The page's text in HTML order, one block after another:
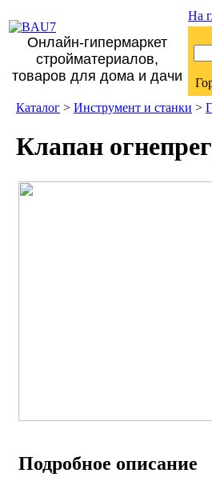
Онлайн-гипермаркет
стройматериалов,
товаров для дома и дачи
На
Каталог > Инструмент и станки >
Клапан
Подробное описание